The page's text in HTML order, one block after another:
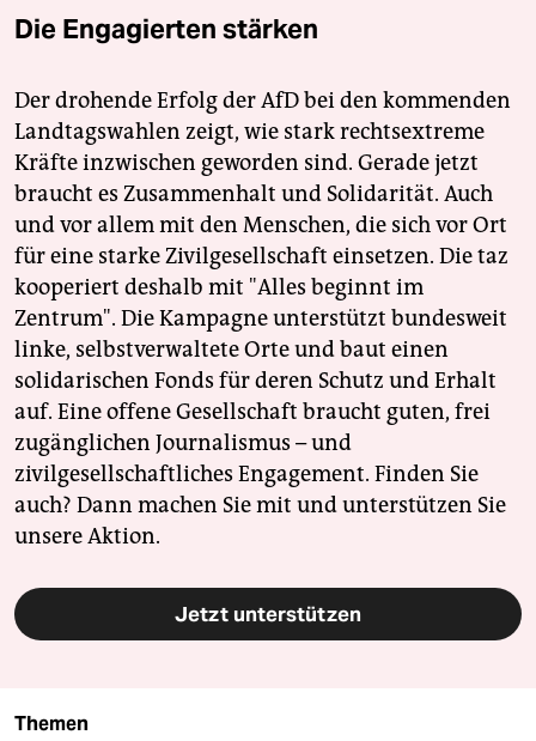
Die Engagierten stärken
Der drohende Erfolg der AfD bei den kommenden
Landtagswahlen zeigt, wie stark rechtsextreme
Kräfte inzwischen geworden sind. Gerade jetzt
braucht es Zusammenhalt und Solidarität. Auch
und vor allem mit den Menschen, die sich vor Ort
für eine starke Zivilgesellschaft einsetzen. Die taz
kooperiert deshalb mit "Alles beginnt im
Zentrum". Die Kampagne unterstützt bundesweit
linke, selbstverwaltete Orte und baut einen
solidarischen Fonds für deren Schutz und Erhalt
auf. Eine offene Gesellschaft braucht guten, frei
zugänglichen Journalismus – und
zivilgesellschaftliches Engagement. Finden Sie
auch? Dann machen Sie mit und unterstützen Sie
unsere Aktion.
Jetzt unterstützen
Themen